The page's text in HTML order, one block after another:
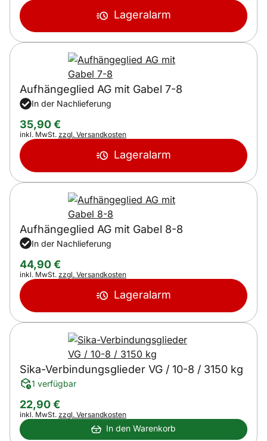
Lageralarm
Aufhängeglied AG mit Gabel 7-8
In der Nachlieferung
35,90€
Steuerhinweis:
inkl. MwSt. zzgl. Versandkosten
Lageralarm
Aufhängeglied AG mit Gabel 8-8
In der Nachlieferung
44,90€
Steuerhinweis:
inkl. MwSt. zzgl. Versandkosten
Lageralarm
Sika-Verbindungsglieder VG / 10-8 / 3150 kg
1 verfügbar
22,90€
Steuerhinweis:
inkl. MwSt. zzgl. Versandkosten
In den Warenkorb